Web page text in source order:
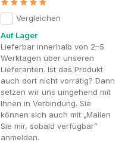
Vergleichen
Auf Lager
Lieferbar innerhalb von 2–5
Werktagen über unseren
Lieferanten. Ist das Produkt
auch dort nicht vorrätig? Dann
setzen wir uns umgehend mit
Ihnen in Verbindung. Sie
können sich auch mit „Mailen
Sie mir, sobald verfügbar”
anmelden.